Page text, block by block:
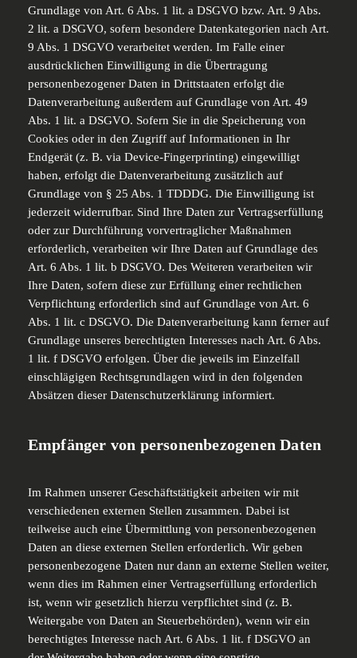
Grundlage von Art. 6 Abs. 1 lit. a DSGVO bzw. Art. 9 Abs.
2 lit. a DSGVO, sofern besondere Datenkategorien nach Art.
9 Abs. 1 DSGVO verarbeitet werden. Im Falle einer
ausdrücklichen Einwilligung in die Übertragung
personenbezogener Daten in Drittstaaten erfolgt die
Datenverarbeitung außerdem auf Grundlage von Art. 49
Abs. 1 lit. a DSGVO. Sofern Sie in die Speicherung von
Cookies oder in den Zugriff auf Informationen in Ihr
Endgerät (z. B. via Device-Fingerprinting) eingewilligt
haben, erfolgt die Datenverarbeitung zusätzlich auf
Grundlage von § 25 Abs. 1 TDDDG. Die Einwilligung ist
jederzeit widerrufbar. Sind Ihre Daten zur Vertragserfüllung
oder zur Durchführung vorvertraglicher Maßnahmen
erforderlich, verarbeiten wir Ihre Daten auf Grundlage des
Art. 6 Abs. 1 lit. b DSGVO. Des Weiteren verarbeiten wir
Ihre Daten, sofern diese zur Erfüllung einer rechtlichen
Verpflichtung erforderlich sind auf Grundlage von Art. 6
Abs. 1 lit. c DSGVO. Die Datenverarbeitung kann ferner auf
Grundlage unseres berechtigten Interesses nach Art. 6 Abs.
1 lit. f DSGVO erfolgen. Über die jeweils im Einzelfall
einschlägigen Rechtsgrundlagen wird in den folgenden
Absätzen dieser Datenschutzerklärung informiert.
Empfänger von personenbezogenen Daten
Im Rahmen unserer Geschäftstätigkeit arbeiten wir mit
verschiedenen externen Stellen zusammen. Dabei ist
teilweise auch eine Übermittlung von personenbezogenen
Daten an diese externen Stellen erforderlich. Wir geben
personenbezogene Daten nur dann an externe Stellen weiter,
wenn dies im Rahmen einer Vertragserfüllung erforderlich
ist, wenn wir gesetzlich hierzu verpflichtet sind (z. B.
Weitergabe von Daten an Steuerbehörden), wenn wir ein
berechtigtes Interesse nach Art. 6 Abs. 1 lit. f DSGVO an